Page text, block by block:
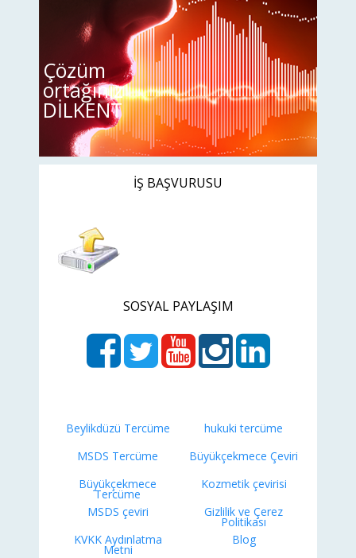
Çözüm
ortağınız
DİLKENT
İŞ BAŞVURUSU
SOSYAL PAYLAŞIM
Beylikdüzü Tercüme
hukuki tercüme
MSDS Tercüme
Büyükçekmece Çeviri
Büyükçekmece
Tercüme
Kozmetik çevirisi
MSDS çeviri
Gizlilik ve Çerez
Politikası
KVKK Aydınlatma
Metni
Blog